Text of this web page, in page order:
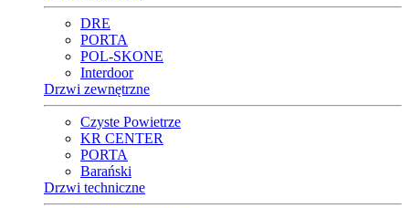
DRE
PORTA
POL-SKONE
Interdoor
Drzwi zewnętrzne
Czyste Powietrze
KR CENTER
PORTA
Barański
Drzwi techniczne